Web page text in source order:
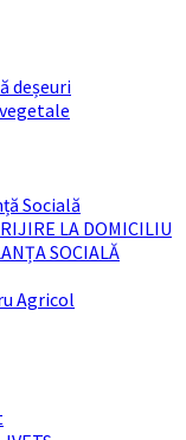
deșeuri
Socială
LA DOMICILIU
SOCIALĂ
Agricol